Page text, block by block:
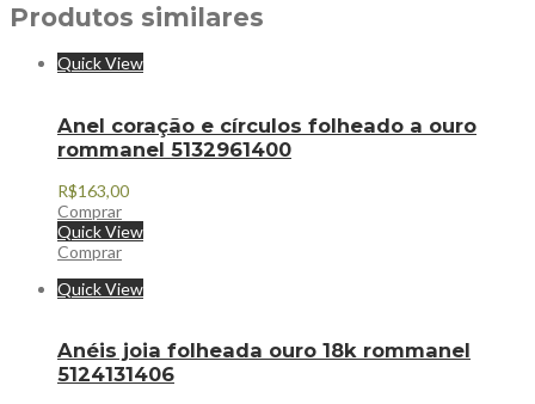
Produtos similares
Quick View
Anel coração e círculos folheado a ouro
rommanel 5132961400
R$163,00
Comprar
Quick View
Comprar
Quick View
Anéis joia folheada ouro 18k rommanel
5124131406